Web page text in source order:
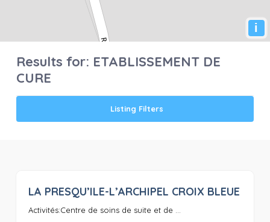
i
Results for: ETABLISSEMENT DE
CURE
Listing Filters
0
LA PRESQU’ILE-L’ARCHIPEL CROIX BLEUE
Activités:Centre de soins de suite et de ...